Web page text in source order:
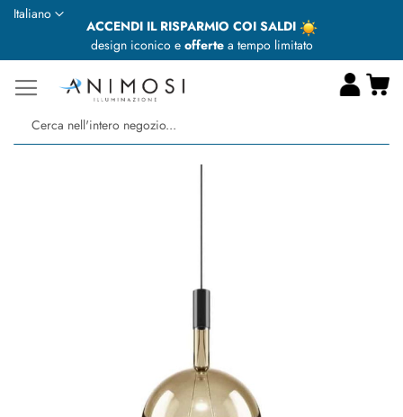
ACCENDI IL RISPARMIO COI SALDI
design iconico e offertea tempo limitato
Lingua
Italiano